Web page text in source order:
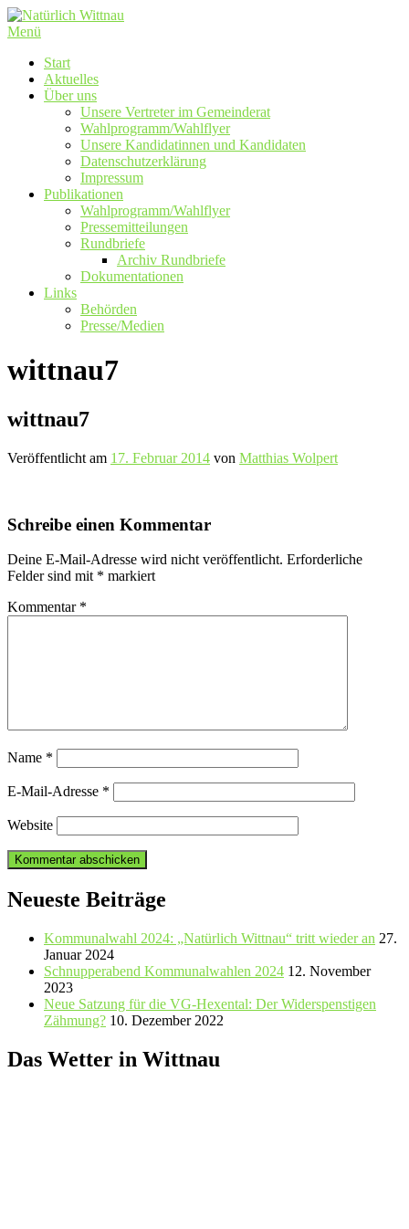
Zum
Inhalt
Menü
Start
Aktuelles
Über uns
Unsere Vertreter im Gemeinderat
Wahlprogramm/Wahlflyer
Unsere Kandidatinnen und Kandidaten
Datenschutzerklärung
Impressum
Publikationen
Wahlprogramm/Wahlflyer
Pressemitteilungen
Rundbriefe
Archiv Rundbriefe
Dokumentationen
Links
Behörden
Presse/Medien
wittnau7
wittnau7
Veröffentlicht am 17. Februar 2014 von Matthias Wolpert
Schreibe einen Kommentar
Deine E-Mail-Adresse wird nicht veröffentlicht. Erforderliche
Felder sind mit * markiert
Kommentar *
Name *
E-Mail-Adresse *
Website
Neueste Beiträge
Kommunalwahl 2024: „Natürlich Wittnau“ tritt wieder an 27.
Januar 2024
Schnupperabend Kommunalwahlen 2024 12. November
2023
Neue Satzung für die VG-Hexental: Der Widerspenstigen
Zähmung? 10. Dezember 2022
Das Wetter in Wittnau